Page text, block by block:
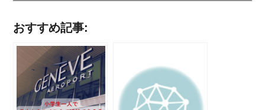
おすすめ記事: